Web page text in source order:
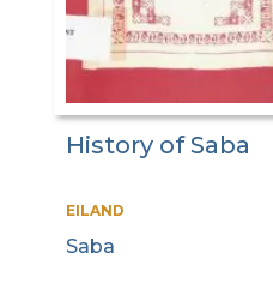
History of Saba
EILAND
Saba